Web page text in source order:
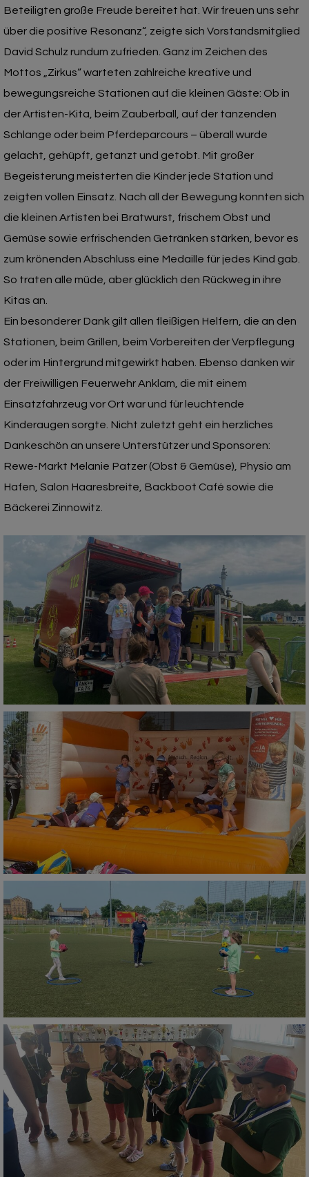
Beteiligten große Freude bereitet hat. Wir freuen uns sehr
über die positive Resonanz“, zeigte sich Vorstandsmitglied
David Schulz rundum zufrieden. Ganz im Zeichen des
Mottos „Zirkus“ warteten zahlreiche kreative und
bewegungsreiche Stationen auf die kleinen Gäste: Ob in
der Artisten-Kita, beim Zauberball, auf der tanzenden
Schlange oder beim Pferdeparcours – überall wurde
gelacht, gehüpft, getanzt und getobt. Mit großer
Begeisterung meisterten die Kinder jede Station und
zeigten vollen Einsatz. Nach all der Bewegung konnten sich
die kleinen Artisten bei Bratwurst, frischem Obst und
Gemüse sowie erfrischenden Getränken stärken, bevor es
zum krönenden Abschluss eine Medaille für jedes Kind gab.
So traten alle müde, aber glücklich den Rückweg in ihre
Kitas an.
Ein besonderer Dank gilt allen fleißigen Helfern, die an den
Stationen, beim Grillen, beim Vorbereiten der Verpflegung
oder im Hintergrund mitgewirkt haben. Ebenso danken wir
der Freiwilligen Feuerwehr Anklam, die mit einem
Einsatzfahrzeug vor Ort war und für leuchtende
Kinderaugen sorgte. Nicht zuletzt geht ein herzliches
Dankeschön an unsere Unterstützer und Sponsoren:
Rewe-Markt Melanie Patzer (Obst & Gemüse), Physio am
Hafen, Salon Haaresbreite, Backboot Café sowie die
Bäckerei Zinnowitz.